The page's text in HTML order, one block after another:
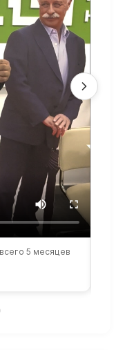
5 месяцев